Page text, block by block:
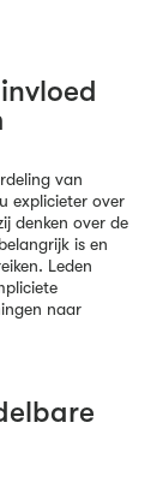
van
explicieter over
denken over de
is en
Leden
naar